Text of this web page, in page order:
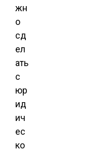
жн
о
сд
ел
ать
с
юр
ид
ич
ес
ко